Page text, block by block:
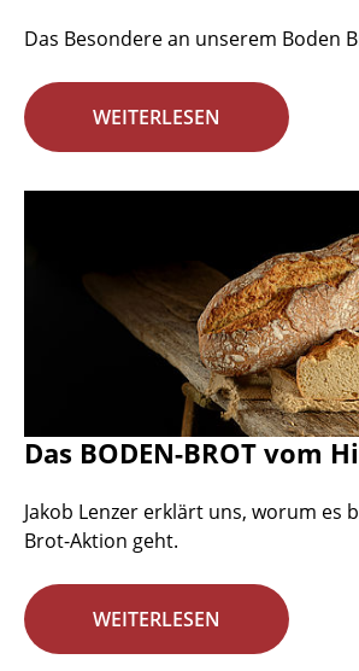
Das Besondere an unserem Boden
WEITERLESEN
Das BODEN-BROT vom
Jakob Lenzer erklärt uns, worum es
Brot-Aktion geht.
WEITERLESEN